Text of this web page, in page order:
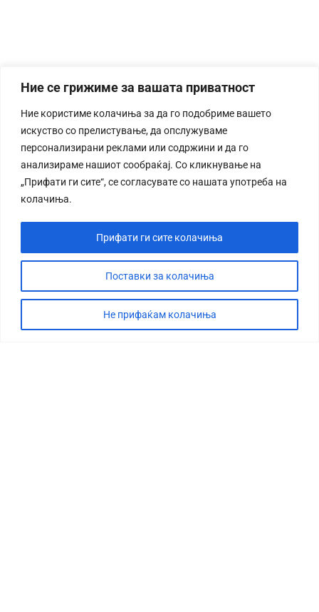
Ние се грижиме за вашата приватност
Ние користиме колачиња за да го подобриме вашето
искуство со прелистување, да опслужуваме
персонализирани реклами или содржини и да го
анализираме нашиот сообраќај. Со кликнување на
„Прифати ги сите“, се согласувате со нашата употреба на
колачиња.
Поставки за колачиња
Не прифаќам колачиња
Прифати ги сите колачиња